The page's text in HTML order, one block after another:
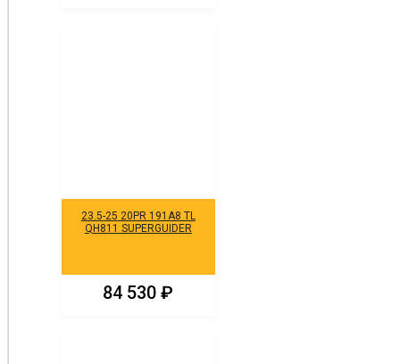
23.5-25 20PR 191A8 TL
QH811 SUPERGUIDER
84 530₽